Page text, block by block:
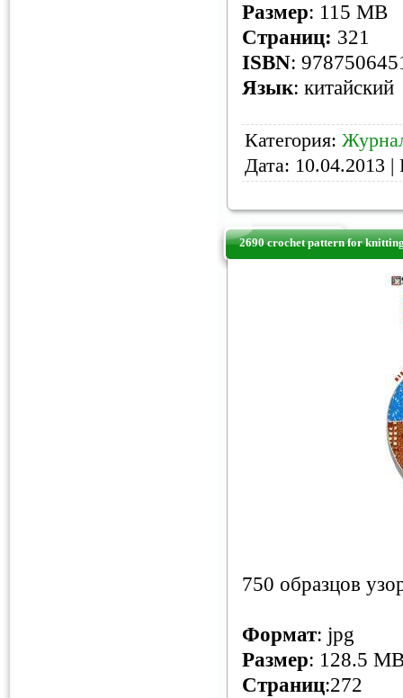
Размер: 115 MB
Страниц: 321
ISBN:
Язык: китайский
Категория:
Дата: 10.04.2013 |
2690 crochet pattern for
750 образцов
Формат: jpg
Размер: 128.5
Страниц:272